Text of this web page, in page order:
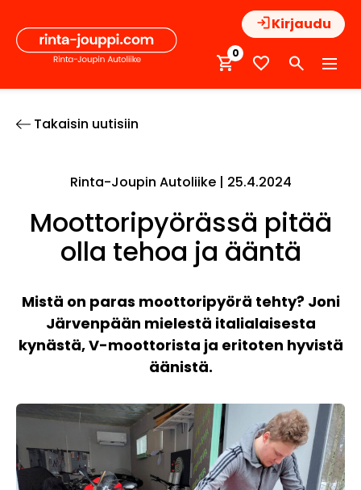
sisältöön
Kirjaudu
0
Takaisin uutisiin
Rinta-Joupin Autoliike | 25.4.2024
Moottoripyörässä pitää
olla tehoa ja ääntä
Mistä on paras moottoripyörä tehty? Joni
Järvenpään mielestä italialaisesta
kynästä, V-moottorista ja eritoten hyvistä
äänistä.